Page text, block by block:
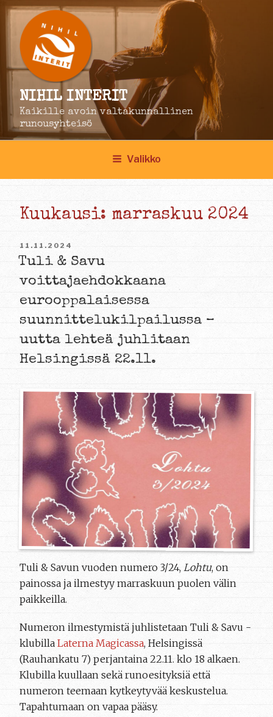
Siirry
sisältöön
NIHIL INTERIT
Kaikille avoin valtakunnallinen
runousyhteisö
Valikko
Kuukausi: marraskuu 2024
JULKAISTU
11.11.2024
Tuli & Savu
voittajaehdokkaana
eurooppalaisessa
suunnittelukilpailussa –
uutta lehteä juhlitaan
Helsingissä 22.11.
Tuli & Savun vuoden numero 3/24, Lohtu, on
painossa ja ilmestyy marraskuun puolen välin
paikkeilla.
Numeron ilmestymistä juhlistetaan Tuli & Savu -
klubilla Laterna Magicassa, Helsingissä
(Rauhankatu 7) perjantaina 22.11. klo 18 alkaen.
Klubilla kuullaan sekä runoesityksiä että
numeron teemaan kytkeytyvää keskustelua.
Tapahtumaan on vapaa pääsy.